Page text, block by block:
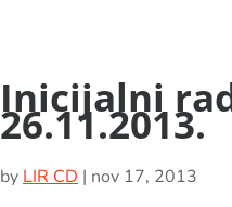
Inicijalni
26.11.2013.
by LIR CD | nov 17, 2013